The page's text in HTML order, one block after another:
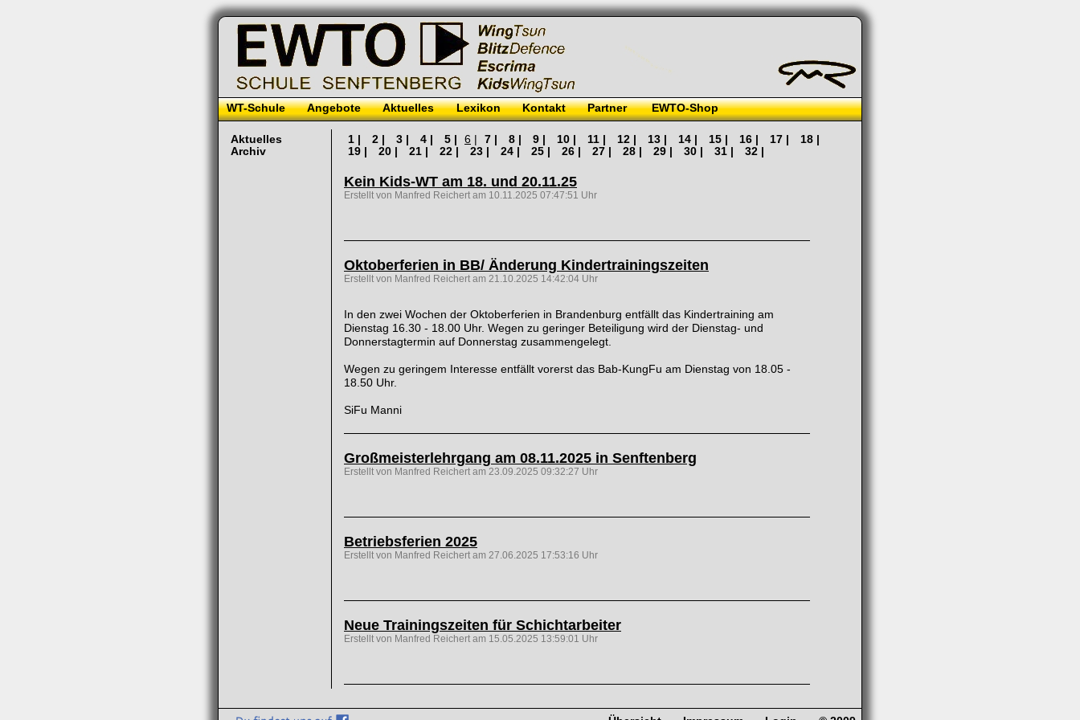
WT-Schule Angebote Aktuelles Lexikon Kontakt Partner EWTO-Shop
Aktuelles
Archiv
1 | 2 | 3 | 4 | 5 | 6 7 | 8 | 9 | 10 | 11 | 12 | 13 | 14 | 15 | 16 | 17 |
18 |
19 |
20 | 21 | 22 | 23 | 24 | 25 | 26 | 27 | 28 | 29 | 30 | 31 | 32 |
Kein Kids-WT am 18. und 20.11.25
Erstellt von Manfred Reichert am 10.11.2025 07:47:51 Uhr
Oktoberferien in BB/ Änderung Kindertrainingszeiten
Erstellt von Manfred Reichert am 21.10.2025 14:42:04 Uhr
In den zwei Wochen der Oktoberferien in Brandenburg entfällt das Kindertraining am
Dienstag 16.30 - 18.00 Uhr. Wegen zu geringer Beteiligung wird der Dienstag- und
Donnerstagtermin auf Donnerstag zusammengelegt.
Wegen zu geringem Interesse entfällt vorerst das Bab-KungFu am Dienstag von 18.05 -
18.50 Uhr.
SiFu Manni
Großmeisterlehrgang am 08.11.2025 in Senftenberg
Erstellt von Manfred Reichert am 23.09.2025 09:32:27 Uhr
Betriebsferien 2025
Erstellt von Manfred Reichert am 27.06.2025 17:53:16 Uhr
Neue Trainingszeiten für Schichtarbeiter
Erstellt von Manfred Reichert am 15.05.2025 13:59:01 Uhr